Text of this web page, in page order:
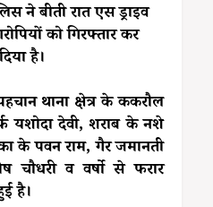
ने बीती रात एस ड्राइव
को गिरफ्तार कर
है।
थाना क्षेत्र के ककरौल
यशोदा देवी, शराब के नशे
के पवन राम, गैर जमानती
चौधरी व वर्षो से फरार
है।